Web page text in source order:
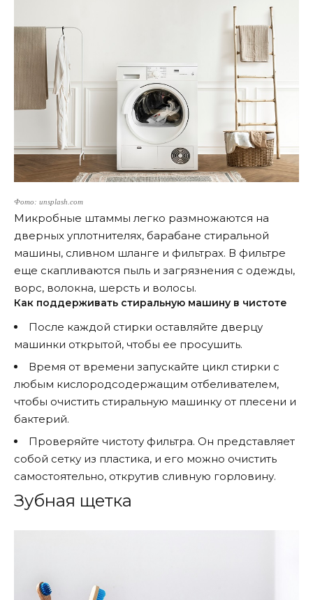
Фото: unsplash.com
Микробные штаммы легко размножаются на
дверных уплотнителях, барабане стиральной
машины, сливном шланге и фильтрах. В фильтре
еще скапливаются пыль и загрязнения с одежды,
ворс, волокна, шерсть и волосы.
Как поддерживать стиральную машину в чистоте
После каждой стирки оставляйте дверцу
машинки открытой, чтобы ее просушить.
Время от времени запускайте цикл стирки с
любым кислородсодержащим отбеливателем,
чтобы очистить стиральную машинку от плесени и
бактерий.
Проверяйте чистоту фильтра. Он представляет
собой сетку из пластика, и его можно очистить
самостоятельно, открутив сливную горловину.
Зубная щетка